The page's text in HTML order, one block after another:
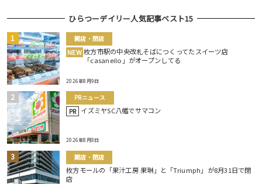
ひらつーデイリー人気記事ベスト15
開店・閉店
NEW 枚方市駅の中央改札そばにつくってたスイーツ店
「casaneilo」がオープンしてる
2026年8月9日
PRニュース
PR イズミヤSC八幡でサマコン
2026年8月8日
開店・閉店
枚方モールの「果汁工房 果琳」と「Triumph」が8月31日で閉
店